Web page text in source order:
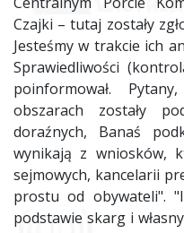
Czajki – tutaj zostały
Jesteśmy w trakcie ich
Sprawiedliwości
poinformował.
obszarach zostały
doraźnych, Banaś
wynikają z wniosków,
sejmowych, kancelarii
prostu od obywateli".
podstawie skarg i